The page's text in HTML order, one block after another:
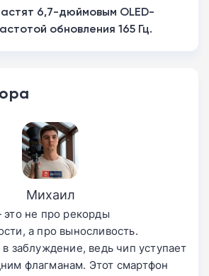
6,7-дюймовым OLED-
обновления 165 Гц.
Михаил
не про рекорды
а про выносливость.
заблуждение, ведь чип уступает
флагманам. Этот смартфон